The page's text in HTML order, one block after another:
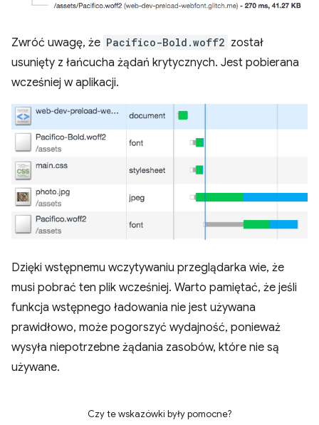
Zwróć uwagę, że Pacifico-Bold.woff2 został
usunięty z łańcucha żądań krytycznych. Jest pobierana
wcześniej w aplikacji.
Dzięki wstępnemu wczytywaniu przeglądarka wie, że
musi pobrać ten plik wcześniej. Warto pamiętać, że jeśli
funkcja wstępnego ładowania nie jest używana
prawidłowo, może pogorszyć wydajność, ponieważ
wysyła niepotrzebne żądania zasobów, które nie są
używane.
Czy te wskazówki były pomocne?